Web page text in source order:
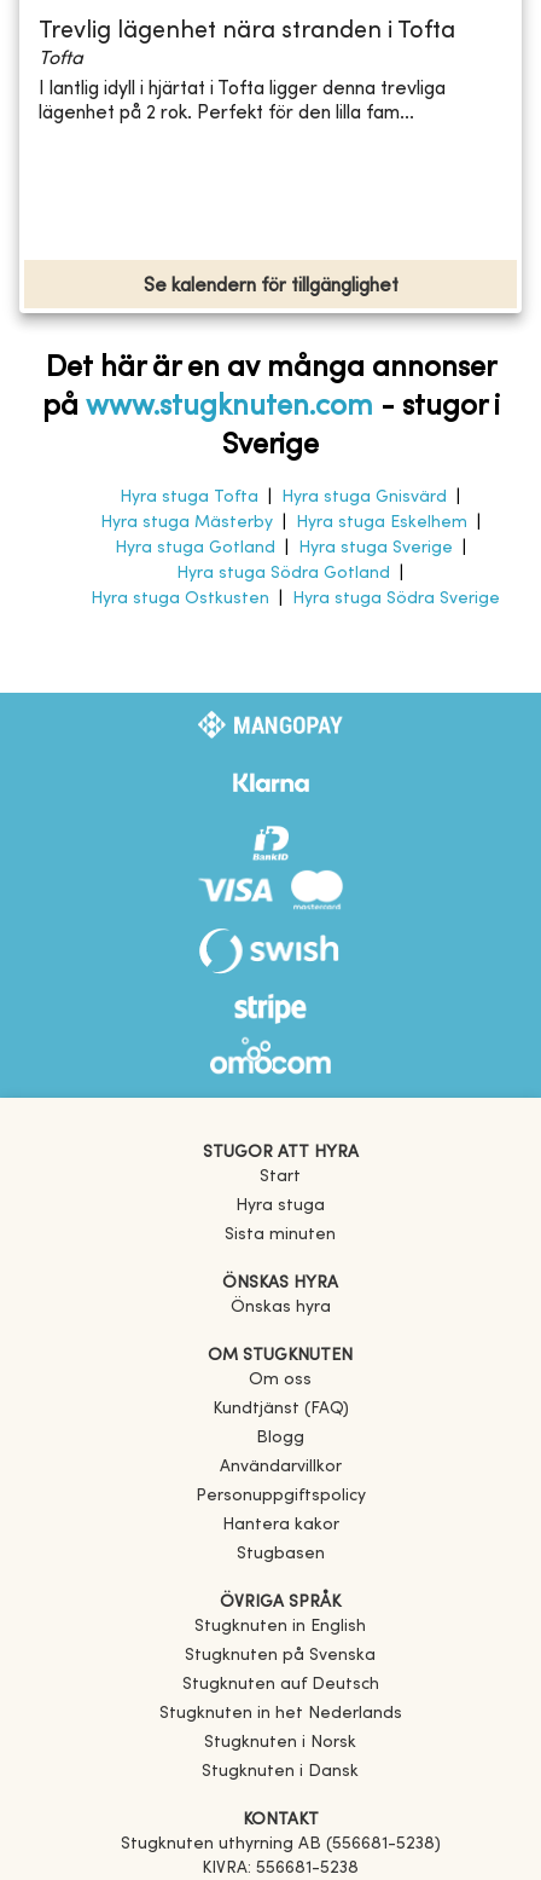
Trevlig lägenhet nära stranden i Tofta
Tofta
I lantlig idyll i hjärtat i Tofta ligger denna trevliga
lägenhet på 2 rok. Perfekt för den lilla fam...
Se kalendern för tillgänglighet
Det här är en av många annonser
på www.stugknuten.com - stugor i
Sverige
Hyra stuga Tofta Hyra stuga Gnisvärd
Hyra stuga Mästerby| Hyra stuga Eskelhem
Hyra stuga Gotland
Hyra stuga Sverige
Hyra stuga Södra Gotland
Hyra stuga Ostkusten
Hyra stuga Södra Sverige
STUGOR ATT HYRA
Start
Hyra stuga
Sista minuten
ÖNSKAS HYRA
Önskas hyra
OM STUGKNUTEN
Om oss
Kundtjänst (FAQ)
Blogg
Användarvillkor
Personuppgiftspolicy
Hantera kakor
Stugbasen
ÖVRIGA SPRÅK
Stugknuten in English
Stugknuten på Svenska
Stugknuten auf Deutsch
Stugknuten in het Nederlands
Stugknuten i Norsk
Stugknuten i Dansk
KONTAKT
Stugknuten uthyrning AB (556681-5238)
KIVRA: 556681-5238